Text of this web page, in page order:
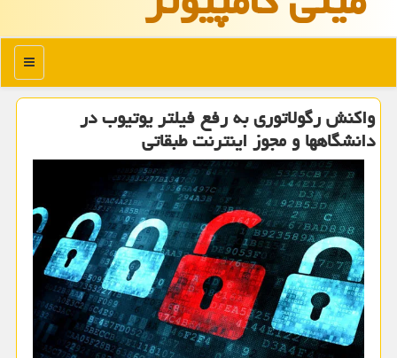
منو
واکنش رگولاتوری به رفع فیلتر یوتیوب در
دانشگاهها و مجوز اینترنت طبقاتی